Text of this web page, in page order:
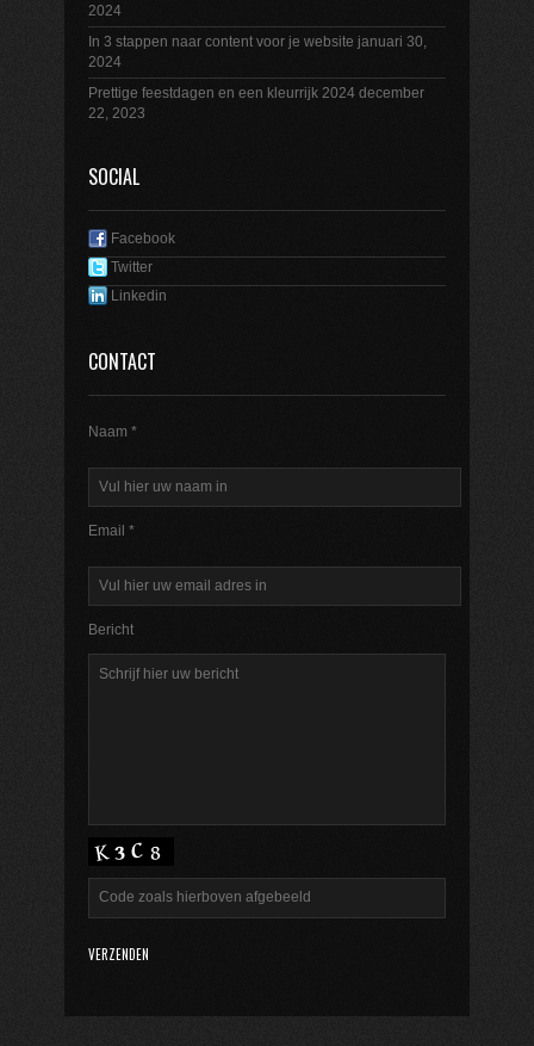
2024
In 3 stappen naar content voor je website januari 30,
2024
Prettige feestdagen en een kleurrijk 2024 december
22, 2023
SOCIAL
Facebook
Twitter
Linkedin
CONTACT
Naam *
Email *
Bericht